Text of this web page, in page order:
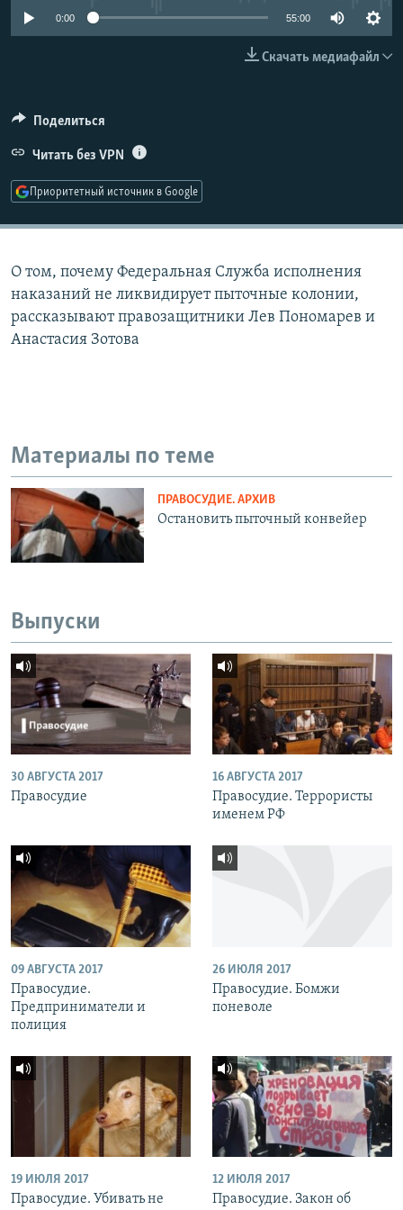
РАСПИСАНИЕ ВЕЩАНИЯ
0:00 55:00
Скачать медиафайл
Поделиться
Читать без VPN
Приоритетный источник в Google
О том, почему Федеральная Служба исполнения
наказаний не ликвидирует пыточные колонии,
рассказывают правозащитники Лев Пономарев и
Анастасия Зотова
Материалы по теме
ПРАВОСУДИЕ. АРХИВ
Остановить пыточный конвейер
Выпуски
30 АВГУСТА 2017
Правосудие
16 АВГУСТА 2017
Правосудие. Террористы
именем РФ
09 АВГУСТА 2017
Правосудие.
Предприниматели и
полиция
26 ИЮЛЯ 2017
Правосудие. Бомжи
поневоле
19 ИЮЛЯ 2017
Правосудие. Убивать не
12 ИЮЛЯ 2017
Правосудие. Закон об